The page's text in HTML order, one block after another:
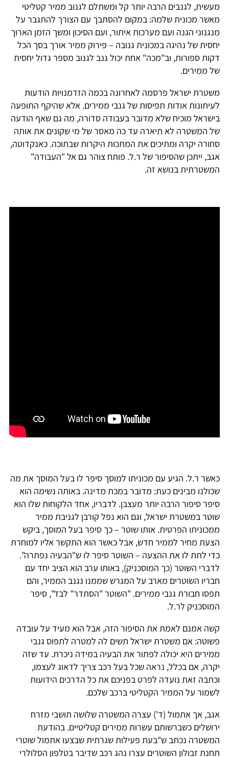
מעשית, לגנבים הרבה יותר קל ומשתלם לגנוב ממיר קטליטי
מאשר מכונית שלמה: במקום להסתבך עם הצורך להתגבר על
מנגנוני הגנה ועם מערכות איתור, ועם הסיכון ומשך הזמן הארוך
יחסית של נהיגה במכונית גנובה – פירוק ממיר אורך בסך הכל
דקות ספורות, וב"מכה" אחת יכול גנב לגנוב מספר גדול יחסית
של ממירים.
משטרת ישראל פרסמה לאחרונה בכמה הזדמנויות הודעות
לעיתונות אודות תפיסות של גנבי ממירים. אלא שהיקף התופעה
בישראל מוכיח שלא מדובר בעבודה סדורה, מה גם שאף הודעה
של המשטרה לא תיארה עד כה מאסר של מי שקונים את אותה
סחורה יקרה ומתיכים את המתכות היקרות שבתוכה. כאנקדוטה,
אגב, ייתכן שהסיפור של ר.ל. פותח צוהר גם אל "העבודה"
המשטרתית בנושא זה.
כאשר ר.ל. הגיע עם מכוניתו למוסך סיפר לו בעל המוסך את מה
שכולנו מבינים כעת: מדובר במכת מדינה. באותה נשימה הוא
סיפר סיפור הרבה יותר מעצבן. לדבריו, אחד הלקוחות שלו הוא
שוטר במשטרת ישראל, וגם הוא נפל קורבן לגניבת ממיר
ממכוניתו הפרטית. אותו שוטר – כך סיפר בעל המוסך, ביקש
הצעת מחיר לממיר חדש, אבל כאשר הוא התקשר אליו למוחרת
כדי לתת לו את ההצעה – השוטר סיפר לו ש"הבעיה נפתרה".
לדברי השוטר (כך המוסכניק), באותו ערב הוא הציב יחד עם
חבריו השוטרים מארב על המגרש שממנו נגנב הממיר, והם
תפסו חבורת גנבי ממירים. "השוטר "הסתדר" לבד", סיפר
המוסכניק לר.ל.
קשה אמנם לאמת את הסיפור הזה, אבל הוא מעיד על עובדה
פשוטה: אם משטרת ישראל תשים לה למטרה לתפוס גנבי
ממירים היא יכולה לפתור את הבעיה במידה ניכרת. עד שזה
יקרה, אם בכלל, נראה שכל בעל רכב צריך לדאוג לעצמו,
וכתבה זאת נועדה לפרט בפניכם את כל הדרכים הידועות
לשמור על הממיר הקטליטי ברכב שלכם.
אגב, אך אתמול (ד') עצרה המשטרה שלושה תושבי מזרח
ירושלים כשברשותם עשרות ממירים קטליטיים. בהודעת
המשטרה נכתב ש"בעת פעילות שגרתית שבצעו אתמול שוטרי
תחנת זבולון השוטרים עצרו נהג רכב שדיבר בטלפון הסלולרי